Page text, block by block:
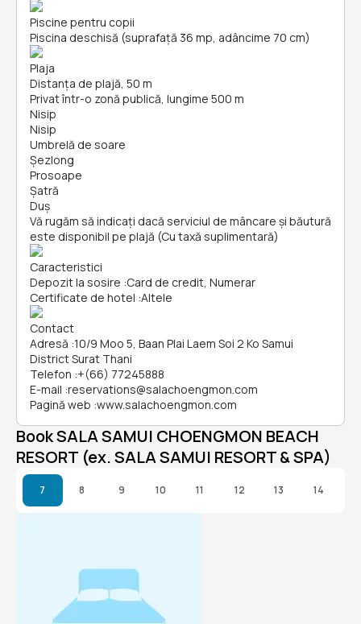
Piscine pentru copii
Piscina deschisă (suprafață 36 mp, adâncime 70 cm)
Plaja
Distanța de plajă, 50 m
Privat într-o zonă publică, lungime 500 m
Nisip
Nisip
Umbrelă de soare
Șezlong
Prosoape
Şatră
Duș
Vă rugăm să indicați dacă serviciul de mâncare și băutură
este disponibil pe plajă (Cu taxă suplimentară)
Caracteristici
Depozit la sosire :Card de credit, Numerar
Certificate de hotel :Altele
Contact
Adresă :10/9 Moo 5, Baan Plai Laem Soi 2 Ko Samui
District Surat Thani
Telefon :+(66) 77245888
E-mail :reservations@salachoengmon.com
Pagină web :www.salachoengmon.com
Book SALA SAMUI CHOENGMON BEACH
RESORT (ex. SALA SAMUI RESORT & SPA)
7 8 9 10 11 12 13 14